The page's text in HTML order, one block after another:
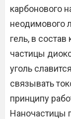
карбонового
неодимового
гель, в
частицы
уголь
связывать
принципу
Наночастицы